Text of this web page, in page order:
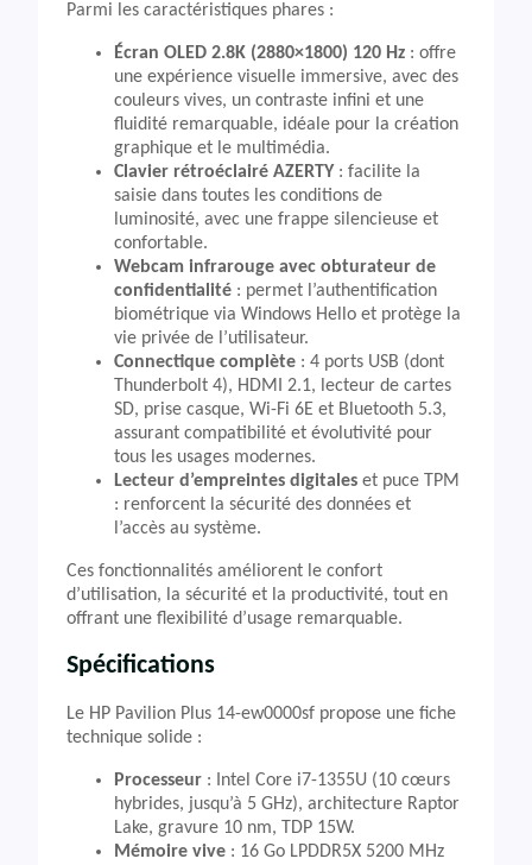
Parmi les caractéristiques phares :
Écran OLED 2.8K (2880×1800) 120 Hz : offre
une expérience visuelle immersive, avec des
couleurs vives, un contraste infini et une
fluidité remarquable, idéale pour la création
graphique et le multimédia.
Clavier rétroéclairé AZERTY : facilite la
saisie dans toutes les conditions de
luminosité, avec une frappe silencieuse et
confortable.
Webcam infrarouge avec obturateur de
confidentialité : permet l’authentification
biométrique via Windows Hello et protège la
vie privée de l’utilisateur.
Connectique complète : 4 ports USB (dont
Thunderbolt 4), HDMI 2.1, lecteur de cartes
SD, prise casque, Wi-Fi 6E et Bluetooth 5.3,
assurant compatibilité et évolutivité pour
tous les usages modernes.
Lecteur d’empreintes digitales et puce TPM
: renforcent la sécurité des données et
l’accès au système.
Ces fonctionnalités améliorent le confort
d’utilisation, la sécurité et la productivité, tout en
offrant une flexibilité d’usage remarquable.
Spécifications
Le HP Pavilion Plus 14-ew0000sf propose une fiche
technique solide :
Processeur : Intel Core i7-1355U (10 cœurs
hybrides, jusqu’à 5 GHz), architecture Raptor
Lake, gravure 10 nm, TDP 15W.
Mémoire vive : 16 Go LPDDR5X 5200 MHz